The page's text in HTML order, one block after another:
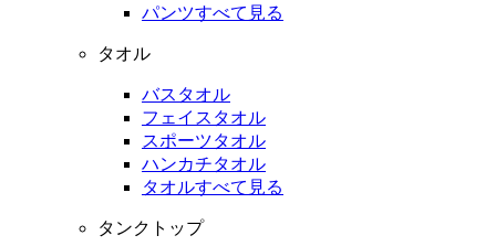
パンツすべて見る
タオル
バスタオル
フェイスタオル
スポーツタオル
ハンカチタオル
タオルすべて見る
タンクトップ